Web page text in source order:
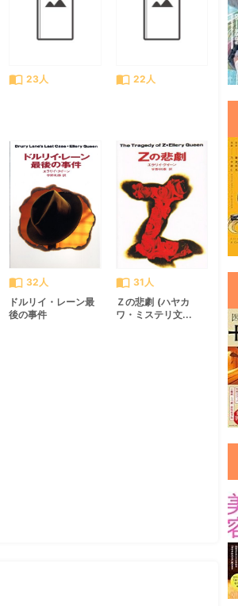
import_contacts 23人 import_contacts 22人
import_contacts 32人
ドルリイ・レーン最
後の事件
import_contacts 31人
Ｚの悲劇 (ハヤカ
ワ・ミステリ文...